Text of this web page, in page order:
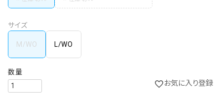
サイズ
M/WO L/WO
お気に入り登録